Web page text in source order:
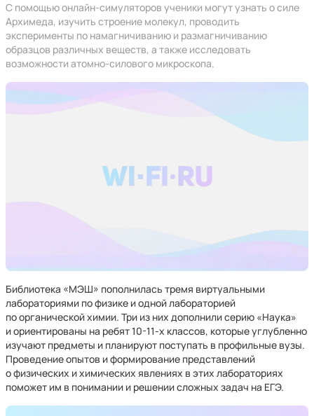
С помощью онлайн-симуляторов ученики могут узнать о силе
Архимеда, изучить строение молекул, проводить
эксперименты по намагничиванию и размагничиванию
образцов различных веществ, а также исследовать
возможности атомно-силового микроскопа.
Библиотека «МЭШ» пополнилась тремя виртуальными
лабораториями по физике и одной лабораторией
по органической химии. Три из них дополнили серию «Наука»
и ориентированы на ребят 10-11-х классов, которые углубленно
изучают предметы и планируют поступать в профильные вузы.
Проведение опытов и формирование представлений
о физических и химических явлениях в этих лабораториях
поможет им в понимании и решении сложных задач на ЕГЭ.